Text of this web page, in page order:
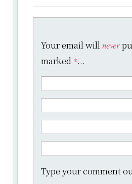
Your email willnever
marked *...
Type your comment